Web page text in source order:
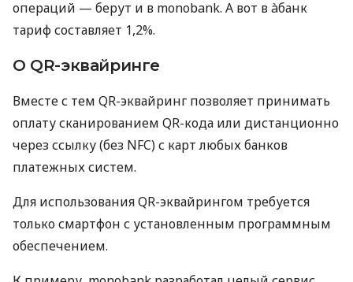
операций — берут и в monobank. А вот в àбанк
тариф составляет 1,2%.
О QR-эквайринге
Вместе с тем QR-эквайринг позволяет принимать
оплату сканированием QR-кода или дистанционно
через ссылку (без NFC) с карт любых банков
платежных систем.
Для использования QR-эквайрингом требуется
только смартфон с установленным программным
обеспечением.